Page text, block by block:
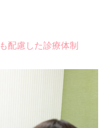
配慮した診療体制